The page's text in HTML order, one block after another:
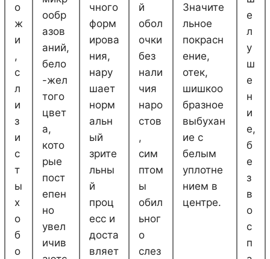
о
ж
и
,
с
л
и
з
и
с
т
ы
х
о
б
о
ообр
азов
аний,
бело
-жел
того
цвет
а,
кото
рые
пост
епен
но
увел
ичив
чного
форм
ирова
ния,
нару
шает
норм
альн
ый
зрите
льны
й
проц
есс и
доста
вляет
й
обол
очки
без
нали
чия
наро
стов
,
сим
птом
ы
обил
ьног
о
слез
Значите
льное
покрасн
ение,
отек,
шишкоо
бразное
выбухан
ие с
белым
уплотне
нием в
центре.
е
л
у
ш
е
н
и
е,
б
е
з
в
о
с
п